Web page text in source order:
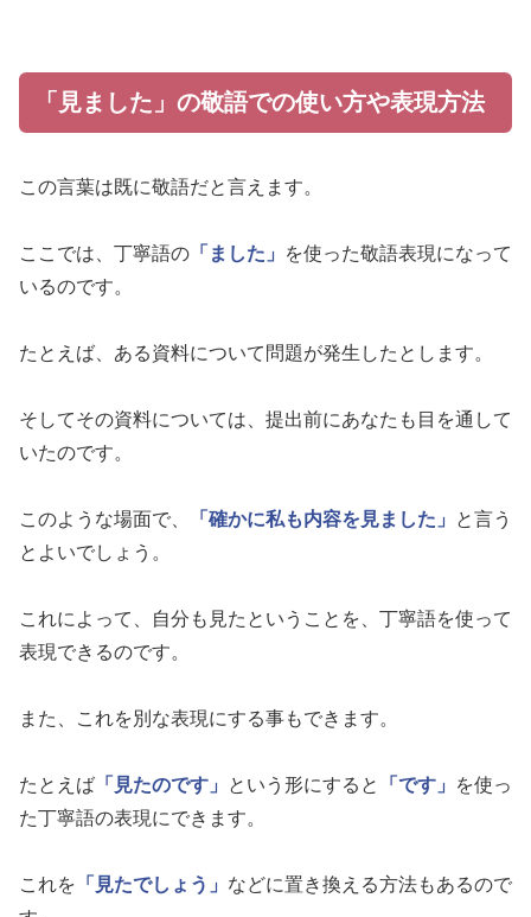
「見ました」の敬語での使い方や表現方法
この言葉は既に敬語だと言えます。
ここでは、丁寧語の 「ました」
を使った敬語表現になって
いるのです。
たとえば、ある資料について問題が発生したとします。
そしてその資料については、提出前にあなたも目を通して
いたのです。
このような場面で、 「確かに私も内容を見ました」
と言う
とよいでしょう。
これによって、自分も見たということを、丁寧語を使って
表現できるのです。
また、これを別な表現にする事もできます。
たとえば 「見たのです」 という形にすると 「です」
を使っ
た丁寧語の表現にできます。
これを 「見たでしょう」 などに置き換える方法もあるので